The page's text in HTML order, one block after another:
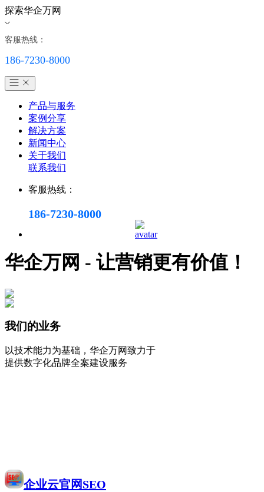
探索华企万网
客服热线：
186-7230-8000
产品与服务
案例分享
解决方案
新闻中心
关于我们
联系我们
客服热线：
186-7230-8000
华企万网 - 让营销更有价值！
我们的业务
以技术能力为基础，华企万网致力于
提供数字化品牌全案建设服务
企业云官网SEO